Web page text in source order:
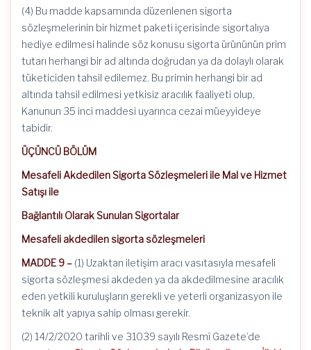
(4) Bu madde kapsamında düzenlenen sigorta
sözleşmelerinin bir hizmet paketi içerisinde sigortalıya
hediye edilmesi halinde söz konusu sigorta ürününün prim
tutarı herhangi bir ad altında doğrudan ya da dolaylı olarak
tüketiciden tahsil edilemez. Bu primin herhangi bir ad
altında tahsil edilmesi yetkisiz aracılık faaliyeti olup,
Kanunun 35 inci maddesi uyarınca cezai müeyyideye
tabidir.
ÜÇÜNCÜ BÖLÜM
Mesafeli Akdedilen Sigorta Sözleşmeleri ile Mal ve Hizmet
Satışı ile
Bağlantılı Olarak Sunulan Sigortalar
Mesafeli akdedilen sigorta sözleşmeleri
MADDE 9 – (1) Uzaktan iletişim aracı vasıtasıyla mesafeli
sigorta sözleşmesi akdeden ya da akdedilmesine aracılık
eden yetkili kuruluşların gerekli ve yeterli organizasyon ile
teknik alt yapıya sahip olması gerekir.
(2) 14/2/2020 tarihli ve 31039 sayılı Resmî Gazete’de